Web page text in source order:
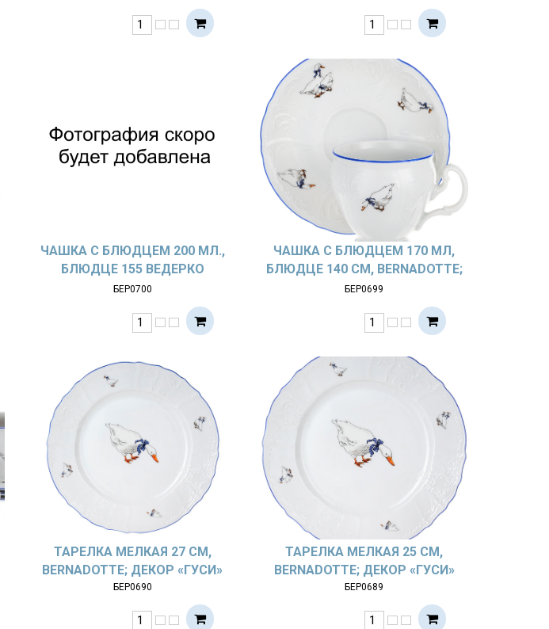
ЧАШКА С БЛЮДЦЕМ 200 МЛ.,
БЛЮДЦЕ 155 ВЕДЕРКО
BERNADOTTE, ДЕКОР «ГУСИ»
БЕР0700
ЧАШКА С БЛЮДЦЕМ 170 МЛ,
БЛЮДЦЕ 140 СМ, BERNADOTTE;
ДЕКОР «ГУСИ»
БЕР0699
ТАРЕЛКА МЕЛКАЯ 27 СМ,
BERNADOTTE; ДЕКОР «ГУСИ»
БЕР0690
ТАРЕЛКА МЕЛКАЯ 25 СМ,
BERNADOTTE; ДЕКОР «ГУСИ»
БЕР0689